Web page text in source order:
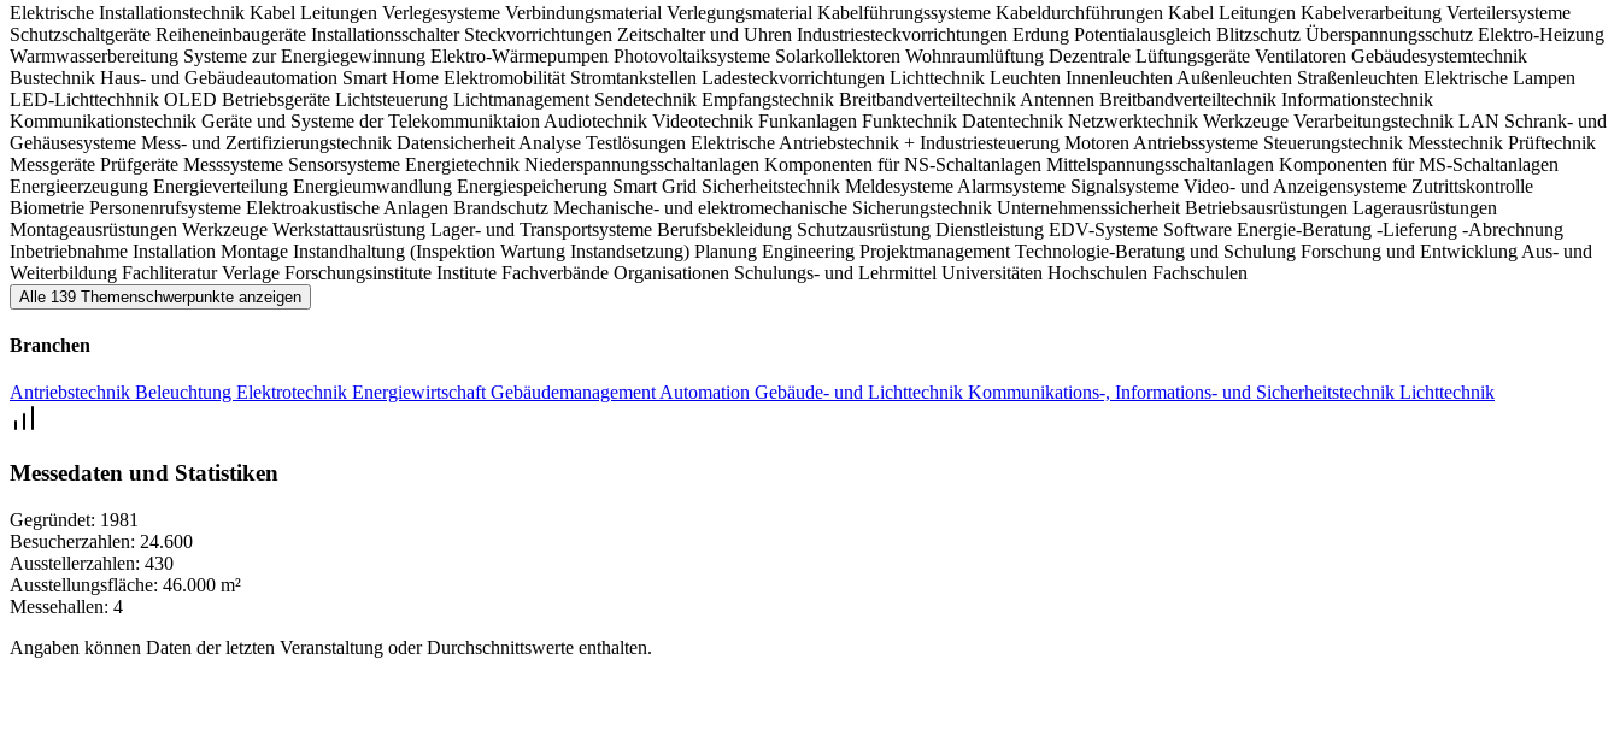
Elektrische Installationstechnik Kabel Leitungen Verlegesysteme Verbindungsmaterial Verlegungsmaterial Kabelführungssysteme Kabeldurchführungen Kabel Leitungen Kabelverarbeitung Verteilersysteme
Schutzschaltgeräte Reiheneinbaugeräte Installationsschalter Steckvorrichtungen Zeitschalter und Uhren Industriesteckvorrichtungen Erdung Potentialausgleich Blitzschutz Überspannungsschutz Elektro-Heizung
Warmwasserbereitung Systeme zur Energiegewinnung Elektro-Wärmepumpen Photovoltaiksysteme Solarkollektoren Wohnraumlüftung Dezentrale Lüftungsgeräte Ventilatoren Gebäudesystemtechnik
Bustechnik Haus- und Gebäudeautomation Smart Home Elektromobilität Stromtankstellen Ladesteckvorrichtungen Lichttechnik Leuchten Innenleuchten Außenleuchten Straßenleuchten Elektrische Lampen
LED-Lichttechhnik OLED Betriebsgeräte Lichtsteuerung Lichtmanagement Sendetechnik Empfangstechnik Breitbandverteiltechnik Antennen Breitbandverteiltechnik Informationstechnik
Kommunikationstechnik Geräte und Systeme der Telekommuniktaion Audiotechnik Videotechnik Funkanlagen Funktechnik Datentechnik Netzwerktechnik Werkzeuge Verarbeitungstechnik LAN Schrank- und
Gehäusesysteme Mess- und Zertifizierungstechnik Datensicherheit Analyse Testlösungen Elektrische Antriebstechnik + Industriesteuerung Motoren Antriebssysteme Steuerungstechnik Messtechnik Prüftechnik
Messgeräte Prüfgeräte Messsysteme Sensorsysteme Energietechnik Niederspannungsschaltanlagen Komponenten für NS-Schaltanlagen Mittelspannungsschaltanlagen Komponenten für MS-Schaltanlagen
Energieerzeugung Energieverteilung Energieumwandlung Energiespeicherung Smart Grid Sicherheitstechnik Meldesysteme Alarmsysteme Signalsysteme Video- und Anzeigensysteme Zutrittskontrolle
Biometrie Personenrufsysteme Elektroakustische Anlagen Brandschutz Mechanische- und elektromechanische Sicherungstechnik Unternehmenssicherheit Betriebsausrüstungen Lagerausrüstungen
Montageausrüstungen Werkzeuge Werkstattausrüstung Lager- und Transportsysteme Berufsbekleidung Schutzausrüstung Dienstleistung EDV-Systeme Software Energie-Beratung -Lieferung -Abrechnung
Inbetriebnahme Installation Montage Instandhaltung (Inspektion Wartung Instandsetzung) Planung Engineering Projektmanagement Technologie-Beratung und Schulung Forschung und Entwicklung Aus- und
Weiterbildung FachliteraturVerlage Forschungsinstitute Institute Fachverbände Organisationen Schulungs- und Lehrmittel Universitäten Hochschulen Fachschulen
Alle 139 Themenschwerpunkte anzeigen
Branchen
Antriebstechnik Beleuchtung Elektrotechnik Energiewirtschaft Gebäudemanagement Automation Gebäude- und Lichttechnik Kommunikations-, Informations- und Sicherheitstechnik Lichttechnik
Messedaten und Statistiken
Gegründet: 1981
Besucherzahlen: 24.600
Ausstellerzahlen: 430
Ausstellungsfläche: 46.000 m²
Messehallen: 4
Angaben können Daten der letzten Veranstaltung oder Durchschnittswerte enthalten.